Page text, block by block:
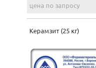
цена по запросу
Керамзит (25 кг)